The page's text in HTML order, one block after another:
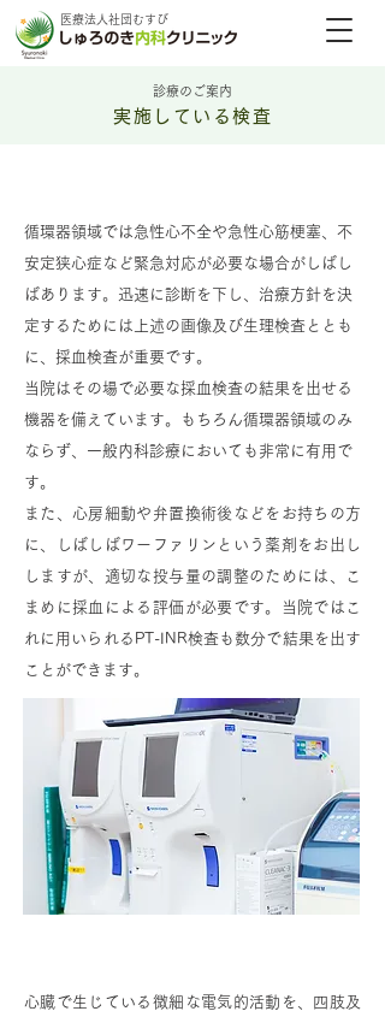
医療法人社団むすび
実施している検査
診療のご案内
循環器領域では急性心不全や急性心筋梗塞、不
安定狭心症など緊急対応が必要な場合がしばし
ばあります。迅速に診断を下し、治療方針を決
定するためには上述の画像及び生理検査ととも
に、採血検査が重要です。
当院はその場で必要な採血検査の結果を出せる
機器を備えています。もちろん循環器領域のみ
ならず、一般内科診療においても非常に有用で
す。
また、心房細動や弁置換術後などをお持ちの方
に、しばしばワーファリンという薬剤をお出し
しますが、適切な投与量の調整のためには、こ
まめに採血による評価が必要です。当院ではこ
れに用いられるPT-INR検査も数分で結果を出す
ことができます。
心臓で生じている微細な電気的活動を、四肢及